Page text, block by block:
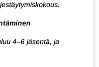
4–6 jäsentä, ja